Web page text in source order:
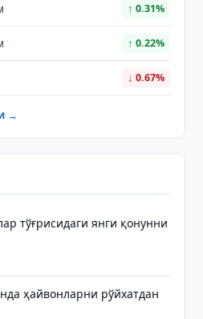
↑ 0.31%
↑ 0.22%
↓ 0.67%
→
тўғрисидаги янги қонунни
ҳайвонларни рўйхатдан